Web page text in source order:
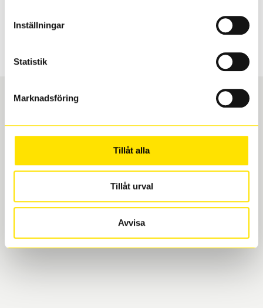
Inställningar
Statistik
Marknadsföring
Tillåt alla
Tillåt urval
Avvisa
Boka och hämta hos Däckspecialen
När du beställer dina nya däck eller fälgar hos oss
levereras de direkt till någon av våra däckverkstäder i
Göteborg. Välj mellan Hisingen (Bäckebol) eller
Mölndal. I beställningen anger du datum och tid för
vi till att de uppfyller alla krav för en säker körning.